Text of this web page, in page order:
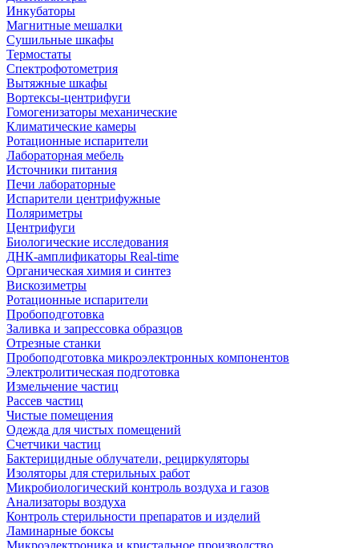
Инкубаторы
Магнитные мешалки
Сушильные шкафы
Термостаты
Спектрофотометрия
Вытяжные шкафы
Вортексы-центрифуги
Гомогенизаторы механические
Климатические камеры
Ротационные испарители
Лабораторная мебель
Источники питания
Печи лабораторные
Испарители центрифужные
Поляриметры
Центрифуги
Биологические исследования
ДНК-амплификаторы Real-time
Органическая химия и синтез
Вискозиметры
Ротационные испарители
Пробоподготовка
Заливка и запрессовка образцов
Отрезные станки
Пробоподготовка микроэлектронных компонентов
Электролитическая подготовка
Измельчение частиц
Рассев частиц
Чистые помещения
Одежда для чистых помещений
Счетчики частиц
Бактерицидные облучатели, рециркуляторы
Изоляторы для стерильных работ
Микробиологический контроль воздуха и газов
Анализаторы воздуха
Контроль стерильности препаратов и изделий
Ламинарные боксы
Микроэлектроника и кристальное производство